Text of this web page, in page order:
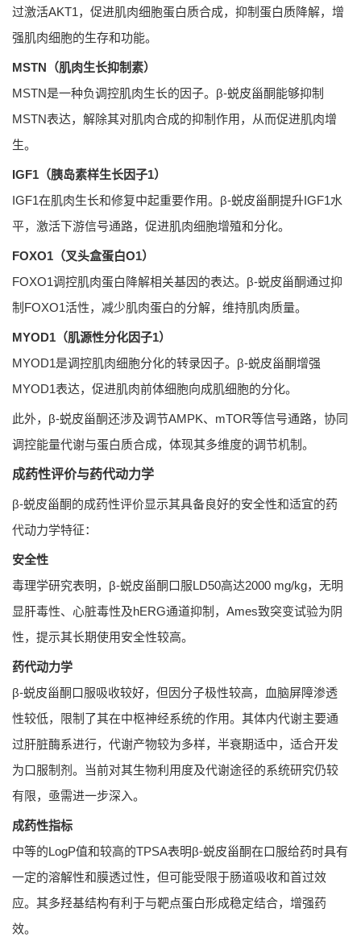
过激活AKT1，促进肌肉细胞蛋白质合成，抑制蛋白质降解，增
强肌肉细胞的生存和功能。
MSTN（肌肉生长抑制素）
MSTN是一种负调控肌肉生长的因子。β-蜕皮甾酮能够抑制
MSTN表达，解除其对肌肉合成的抑制作用，从而促进肌肉增
生。
IGF1（胰岛素样生长因子1）
IGF1在肌肉生长和修复中起重要作用。β-蜕皮甾酮提升IGF1水
平，激活下游信号通路，促进肌肉细胞增殖和分化。
FOXO1（叉头盒蛋白O1）
FOXO1调控肌肉蛋白降解相关基因的表达。β-蜕皮甾酮通过抑
制FOXO1活性，减少肌肉蛋白的分解，维持肌肉质量。
MYOD1（肌源性分化因子1）
MYOD1是调控肌肉细胞分化的转录因子。β-蜕皮甾酮增强
MYOD1表达，促进肌肉前体细胞向成肌细胞的分化。
此外，β-蜕皮甾酮还涉及调节AMPK、mTOR等信号通路，协同
调控能量代谢与蛋白质合成，体现其多维度的调节机制。
成药性评价与药代动力学
β-蜕皮甾酮的成药性评价显示其具备良好的安全性和适宜的药
代动力学特征：
安全性
毒理学研究表明，β-蜕皮甾酮口服LD50高达2000 mg/kg，无明
显肝毒性、心脏毒性及hERG通道抑制，Ames致突变试验为阴
性，提示其长期使用安全性较高。
药代动力学
β-蜕皮甾酮口服吸收较好，但因分子极性较高，血脑屏障渗透
性较低，限制了其在中枢神经系统的作用。其体内代谢主要通
过肝脏酶系进行，代谢产物较为多样，半衰期适中，适合开发
为口服制剂。当前对其生物利用度及代谢途径的系统研究仍较
有限，亟需进一步深入。
成药性指标
中等的LogP值和较高的TPSA表明β-蜕皮甾酮在口服给药时具有
一定的溶解性和膜透过性，但可能受限于肠道吸收和首过效
应。其多羟基结构有利于与靶点蛋白形成稳定结合，增强药
效。